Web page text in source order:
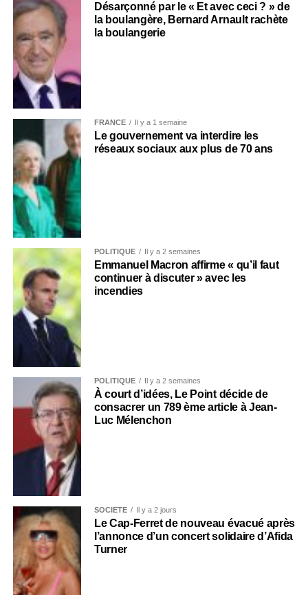
Désarçonné par le « Et avec ceci ? » de
la boulangère, Bernard Arnault rachète
la boulangerie
FRANCE Il y a 1 semaine
Le gouvernement va interdire les
réseaux sociaux aux plus de 70 ans
POLITIQUE Il y a 2 semaines
Emmanuel Macron affirme « qu’il faut
continuer à discuter » avec les
incendies
POLITIQUE Il y a 2 semaines
À court d’idées, Le Point décide de
consacrer un 789 ème article à Jean-
Luc Mélenchon
SOCIÉTÉ Il y a 2 jours
Le Cap-Ferret de nouveau évacué après
l’annonce d’un concert solidaire d’Afida
Turner